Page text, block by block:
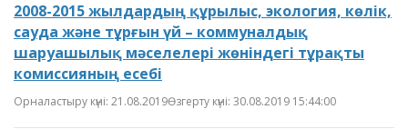
2008-2015 жылдардың құрылыс, экология, көлік,
сауда және тұрғын үй – коммуналдық
шаруашылық мәселелері жөніндегі тұрақты
комиссияның есебі
Орналастыру күні: 21.08.2019Өзгерту күні: 30.08.2019 15:44:00